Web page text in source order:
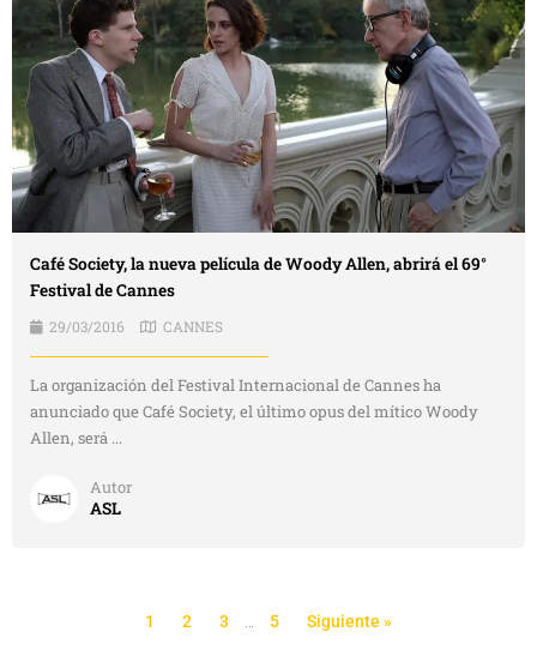
Café Society, la nueva película de Woody Allen, abrirá el 69°
Festival de Cannes
29/03/2016 CANNES
La organización del Festival Internacional de Cannes ha
anunciado que Café Society, el último opus del mítico Woody
Allen, será ...
Autor
ASL
1 2 3 5 Siguiente »